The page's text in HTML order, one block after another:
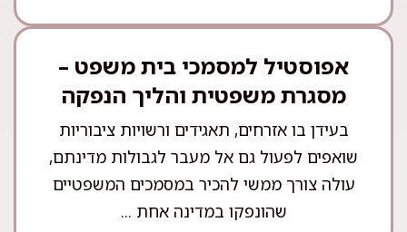
אפוסטיל למסמכי בית משפט –
מסגרת משפטית והליך הנפקה
בעידן בו אזרחים, תאגידים ורשויות ציבוריות
שואפים לפעול גם אל מעבר לגבולות מדינתם,
עולה צורך ממשי להכיר במסמכים המשפטיים
שהונפקו במדינה אחת ...